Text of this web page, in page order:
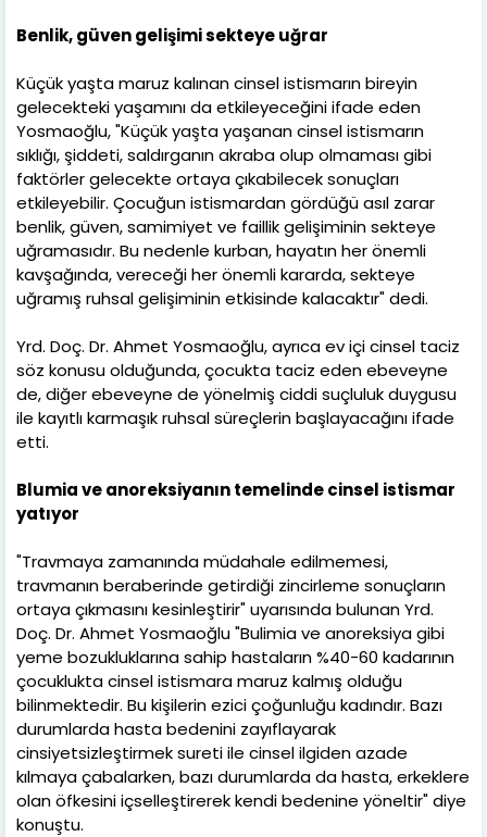
Benlik, güven gelişimi sekteye uğrar
Küçük yaşta maruz kalınan cinsel istismarın bireyin
gelecekteki yaşamını da etkileyeceğini ifade eden
Yosmaoğlu, "Küçük yaşta yaşanan cinsel istismarın
sıklığı, şiddeti, saldırganın akraba olup olmaması gibi
faktörler gelecekte ortaya çıkabilecek sonuçları
etkileyebilir. Çocuğun istismardan gördüğü asıl zarar
benlik, güven, samimiyet ve faillik gelişiminin sekteye
uğramasıdır. Bu nedenle kurban, hayatın her önemli
kavşağında, vereceği her önemli kararda, sekteye
uğramış ruhsal gelişiminin etkisinde kalacaktır" dedi.
Yrd. Doç. Dr. Ahmet Yosmaoğlu, ayrıca ev içi cinsel taciz
söz konusu olduğunda, çocukta taciz eden ebeveyne
de, diğer ebeveyne de yönelmiş ciddi suçluluk duygusu
ile kayıtlı karmaşık ruhsal süreçlerin başlayacağını ifade
etti.
Blumia ve anoreksiyanın temelinde cinsel istismar
yatıyor
"Travmaya zamanında müdahale edilmemesi,
travmanın beraberinde getirdiği zincirleme sonuçların
ortaya çıkmasını kesinleştirir" uyarısında bulunan Yrd.
Doç. Dr. Ahmet Yosmaoğlu "Bulimia ve anoreksiya gibi
yeme bozukluklarına sahip hastaların %40-60 kadarının
çocuklukta cinsel istismara maruz kalmış olduğu
bilinmektedir. Bu kişilerin ezici çoğunluğu kadındır. Bazı
durumlarda hasta bedenini zayıflayarak
cinsiyetsizleştirmek sureti ile cinsel ilgiden azade
kılmaya çabalarken, bazı durumlarda da hasta, erkeklere
olan öfkesini içselleştirerek kendi bedenine yöneltir" diye
konuştu.